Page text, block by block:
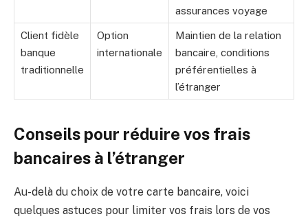
assurances voyage
Client fidèle
banque
traditionnelle
Option
internationale
Maintien de la relation
bancaire, conditions
préférentielles à
l’étranger
Conseils pour réduire vos frais
bancaires à l’étranger
Au-delà du choix de votre carte bancaire, voici
quelques astuces pour limiter vos frais lors de vos